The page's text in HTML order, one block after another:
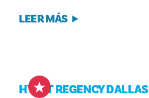
LEER MÁS
HYATT REGENCY DALLAS